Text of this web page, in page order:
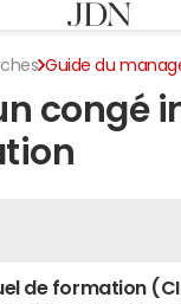
Guide du
congé
de formation